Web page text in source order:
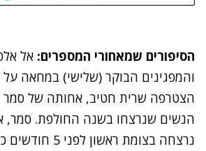
נתקלנו בבעיה
הסיפורים שמאחורי המספרים: אל
והמפגינים הבוקר (שלישי) במחאה
הנשים שנרצחו בשנה החולפת. סמר,
נרצחה בצומת ראשון
לפני 5